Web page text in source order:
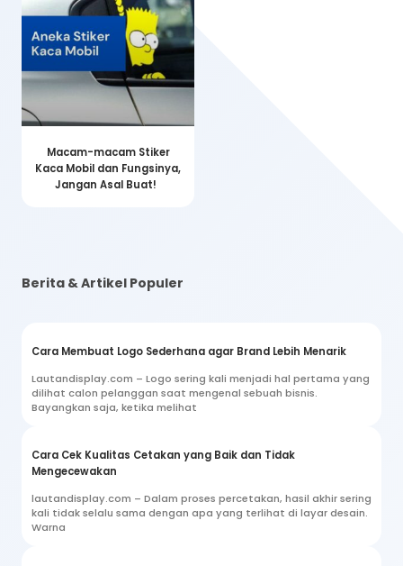
Macam-macam Stiker
Kaca Mobil dan Fungsinya,
Jangan Asal Buat!
Berita & Artikel Populer
Cara Membuat Logo Sederhana agar Brand Lebih Menarik
Lautandisplay.com – Logo sering kali menjadi hal pertama yang
dilihat calon pelanggan saat mengenal sebuah bisnis.
Bayangkan saja, ketika melihat
Cara Cek Kualitas Cetakan yang Baik dan Tidak
Mengecewakan
lautandisplay.com – Dalam proses percetakan, hasil akhir sering
kali tidak selalu sama dengan apa yang terlihat di layar desain.
Warna